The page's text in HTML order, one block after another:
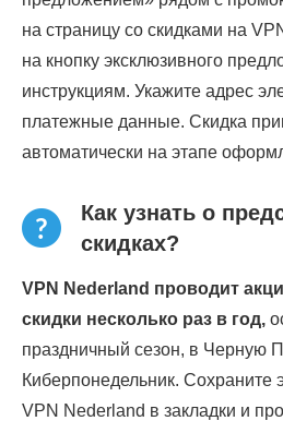
на страницу со скидками на
на кнопку эксклюзивного
инструкциям. Укажите адрес
платежные данные. Скидка
автоматически на этапе
Как узнать о
скидках?
VPN Nederland проводит
скидки несколько раз в год,
праздничный сезон, в Черную
Киберпонедельник. Сохраните
VPN Nederland в закладки и